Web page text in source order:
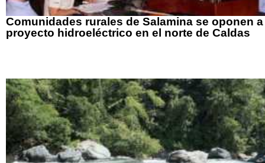
Comunidades rurales de Salamina se oponen a
proyecto hidroeléctrico en el norte de Caldas